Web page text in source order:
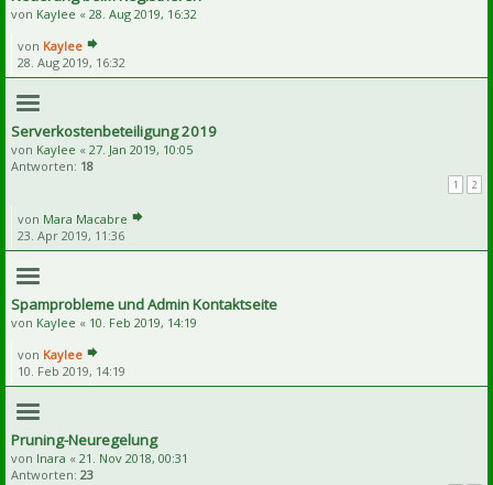
von Kaylee « 28. Aug 2019, 16:32
von Kaylee
28. Aug 2019, 16:32
Serverkostenbeteiligung 2019
von Kaylee « 27. Jan 2019, 10:05
Antworten: 18
1 2
von Mara Macabre
23. Apr 2019, 11:36
Spamprobleme und Admin Kontaktseite
von Kaylee « 10. Feb 2019, 14:19
von Kaylee
10. Feb 2019, 14:19
Pruning-Neuregelung
von Inara « 21. Nov 2018, 00:31
Antworten: 23